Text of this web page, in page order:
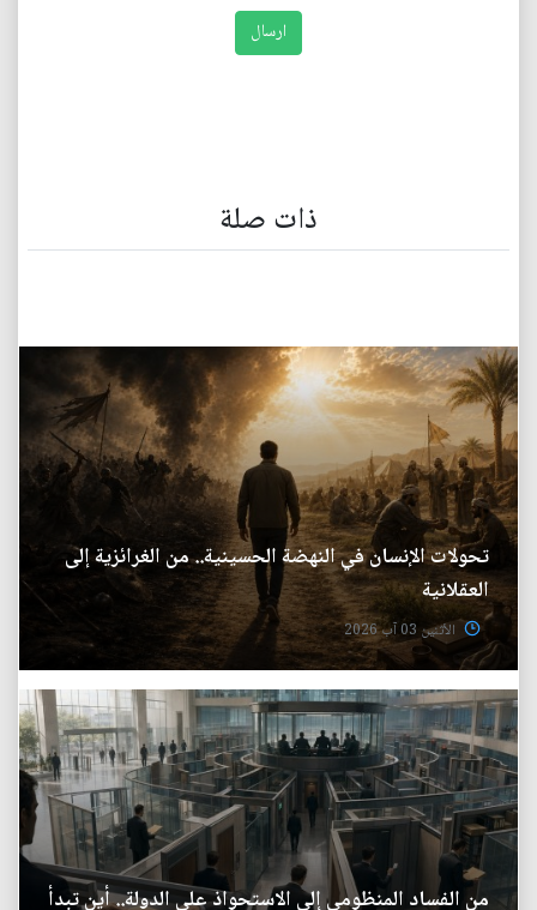
ذات صلة
تحولات الإنسان في النهضة الحسينية.. من الغرائزية إلى
العقلانية
الأثنين 03 آب 2026
من الفساد المنظومي إلى الاستحواذ على الدولة.. أين تبدأ